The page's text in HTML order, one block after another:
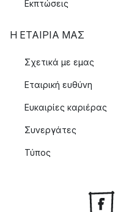
Εκπτώσεις
Η ΕΤΑΊΡΙΑ ΜΑΣ
Σχετικά με εμας
Εταιρική ευθύνη
Ευκαιρίες καριέρας
Συνεργάτες
Τύπος